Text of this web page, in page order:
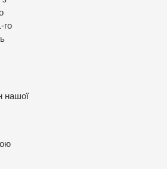
го
нашої